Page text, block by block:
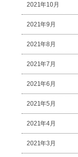
2021年10月
2021年9月
2021年8月
2021年7月
2021年6月
2021年5月
2021年4月
2021年3月